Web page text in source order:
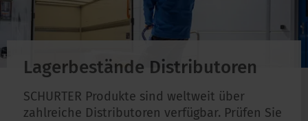
Lagerbestände Distributoren
SCHURTER Produkte sind weltweit über
zahlreiche Distributoren verfügbar. Prüfen Sie